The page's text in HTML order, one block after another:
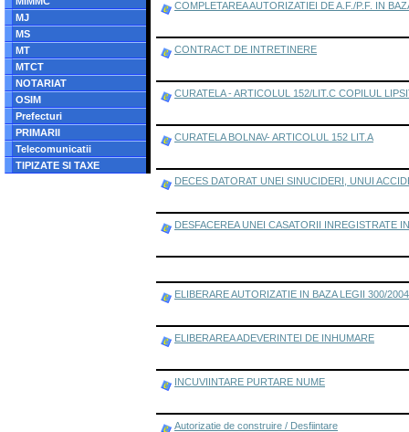
MJ
MS
MT
MTCT
NOTARIAT
OSIM
Prefecturi
PRIMARII
Telecomunicatii
TIPIZATE SI TAXE
COMPLETAREA AUTORIZATIEI DE A.F./P.F. IN
CONTRACT DE INTRETINERE
CURATELA - ARTICOLUL 152/LIT.C COPILUL
CURATELA BOLNAV- ARTICOLUL 152 LIT.A
DECES DATORAT UNEI SINUCIDERI, UNUI
DESFACEREA UNEI CASATORII INREGISTRATE
ELIBERARE AUTORIZATIE IN BAZA LEGII 300/
ELIBERAREA ADEVERINTEI DE INHUMARE
INCUVIINTARE PURTARE NUME
Autorizatie de construire / Desfiintare